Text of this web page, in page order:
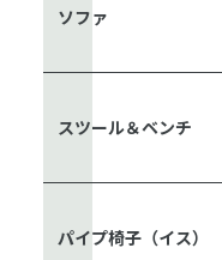
ソファ
スツール＆ベンチ
パイプ椅子（イス）